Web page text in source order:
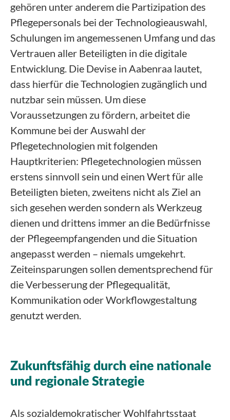
gehören unter anderem die Partizipation des
Pflegepersonals bei der Technologieauswahl,
Schulungen im angemessenen Umfang und das
Vertrauen aller Beteiligten in die digitale
Entwicklung. Die Devise in Aabenraa lautet,
dass hierfür die Technologien zugänglich und
nutzbar sein müssen. Um diese
Voraussetzungen zu fördern, arbeitet die
Kommune bei der Auswahl der
Pflegetechnologien mit folgenden
Hauptkriterien: Pflegetechnologien müssen
erstens sinnvoll sein und einen Wert für alle
Beteiligten bieten, zweitens nicht als Ziel an
sich gesehen werden sondern als Werkzeug
dienen und drittens immer an die Bedürfnisse
der Pflegeempfangenden und die Situation
angepasst werden – niemals umgekehrt.
Zeiteinsparungen sollen dementsprechend für
die Verbesserung der Pflegequalität,
Kommunikation oder Workflowgestaltung
genutzt werden.
Zukunftsfähig durch eine nationale
und regionale Strategie
Als sozialdemokratischer Wohlfahrtsstaat